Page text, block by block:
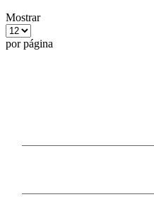
Mostrar
por página